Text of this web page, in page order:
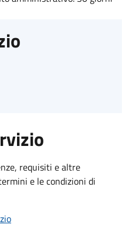
requisiti e altre
e le condizioni di